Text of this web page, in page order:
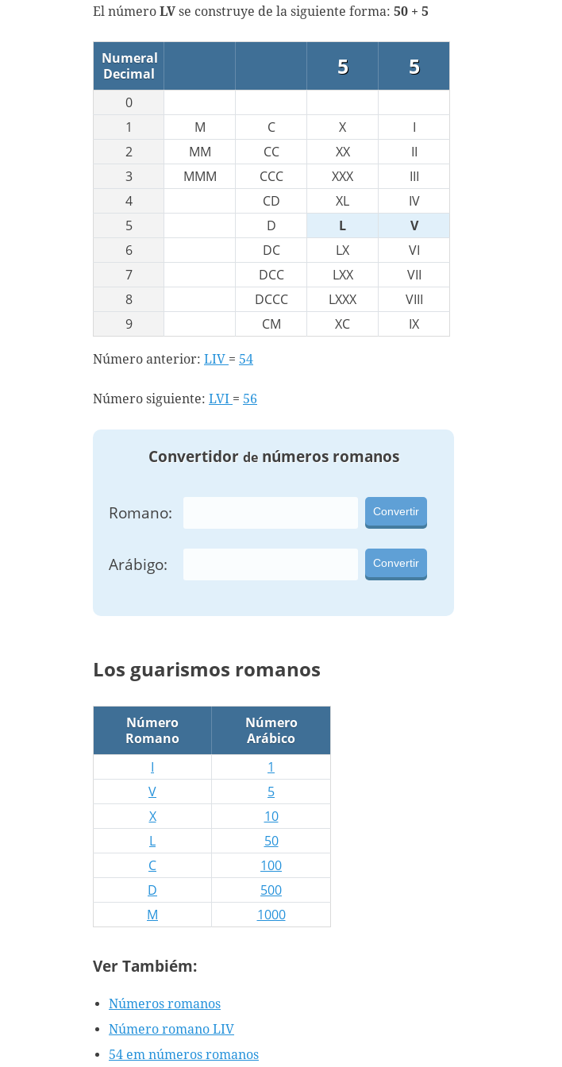
El número LVse construye de la siguiente forma: 50 + 5
Numeral
Decimal
5 5
0
1
M C X
I
2
MM CC XX
II
3
MMM CCC XXX
III
4
CD XL
IV
5
D L
V
6
DC LX
VI
7
DCC LXX
VII
8
DCCC LXXX
VIII
9
CM XC IX
Número anterior: LIV = 54
Número siguiente: LVI = 56
Convertidor denúmeros romanos
Romano: Convertir
Arábigo: Convertir
Los guarismos romanos
Número
Romano
Número
Arábico
I
1
V
5
X
10
L
50
C
100
D
500
M
1000
Ver Tambiém:
Números romanos
Número romano LIV
54 em números romanos